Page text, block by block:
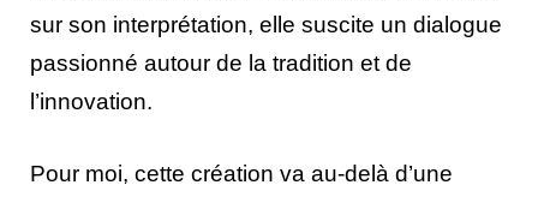
sur son interprétation, elle suscite un dialogue
passionné autour de la tradition et de
l’innovation.
Pour moi, cette création va au-delà d’une